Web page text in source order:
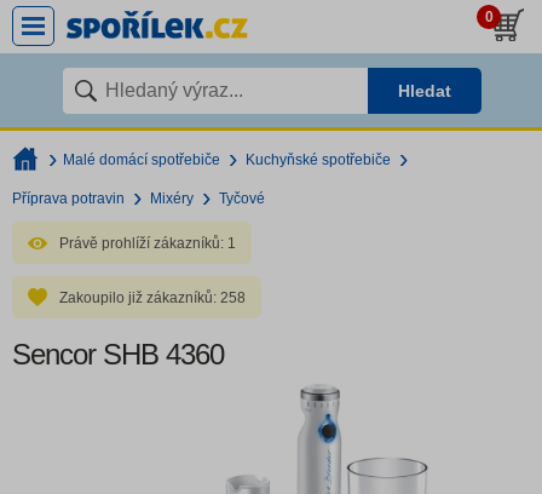
0
Hledat
Malé domácí spotřebiče Kuchyňské spotřebiče
Příprava potravin Mixéry Tyčové
Právě prohlíží zákazníků: 1
Zakoupilo již zákazníků: 258
Sencor SHB 4360